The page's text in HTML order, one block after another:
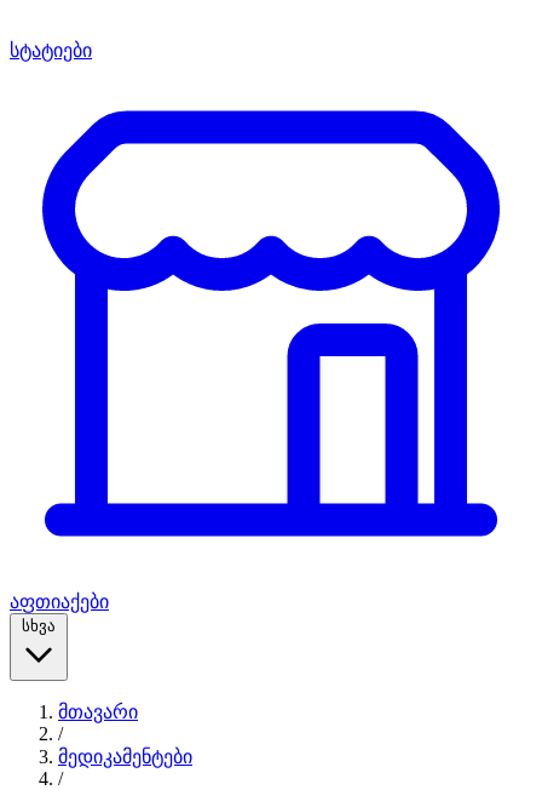
სტატიები
აფთიაქები
სხვა
მთავარი
/
მედიკამენტები
/